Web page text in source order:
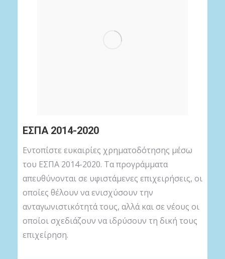
ΕΣΠΑ 2014-2020
Εντοπίστε ευκαιρίες χρηματοδότησης μέσω
του ΕΣΠΑ 2014-2020. Τα προγράμματα
απευθύνονται σε υφιστάμενες επιχειρήσεις, οι
οποίες θέλουν να ενισχύσουν την
ανταγωνιστικότητά τους, αλλά και σε νέους οι
οποίοι σχεδιάζουν να ιδρύσουν τη δική τους
επιχείρηση.